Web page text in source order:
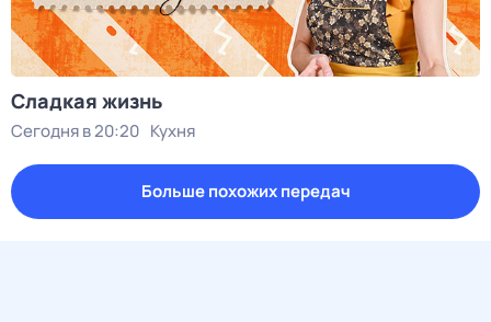
Сладкая жизнь
Сегодня в 20:20 Кухня
Больше похожих передач